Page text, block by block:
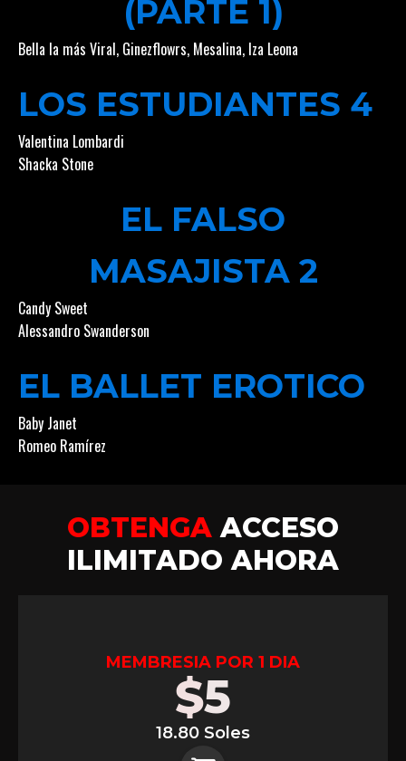
(PARTE 1)
Bella la más Viral, Ginezflowrs, Mesalina, Iza Leona
LOS ESTUDIANTES 4
Valentina Lombardi
Shacka Stone
EL FALSO
MASAJISTA 2
Candy Sweet
Alessandro Swanderson
EL BALLET EROTICO
Baby Janet
Romeo Ramírez
OBTENGA ACCESO
ILIMITADO AHORA
MEMBRESIA POR 1 DIA
$5
18.80 Soles